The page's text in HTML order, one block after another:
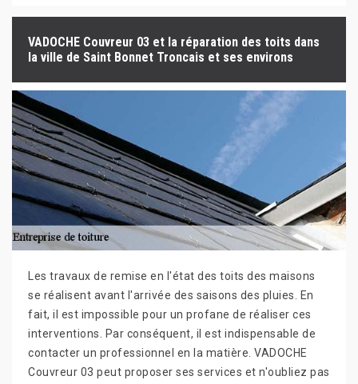
VADOCHE Couvreur 03 et la réparation des toits dans
la ville de Saint Bonnet Troncais et ses environs
Les travaux de remise en l'état des toits des maisons
se réalisent avant l'arrivée des saisons des pluies. En
fait, il est impossible pour un profane de réaliser ces
interventions. Par conséquent, il est indispensable de
contacter un professionnel en la matière. VADOCHE
Couvreur 03 peut proposer ses services et n'oubliez pas